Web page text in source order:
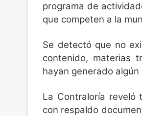
programa de
que competen a la
Se detectó que no
contenido, materias
hayan generado
La Contraloría reveló
con respaldo